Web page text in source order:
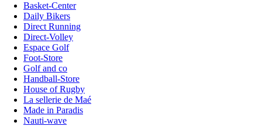
Basket-Center
Daily Bikers
Direct Running
Direct-Volley
Espace Golf
Foot-Store
Golf and co
Handball-Store
House of Rugby
La sellerie de Maé
Made in Paradis
Nauti-wave